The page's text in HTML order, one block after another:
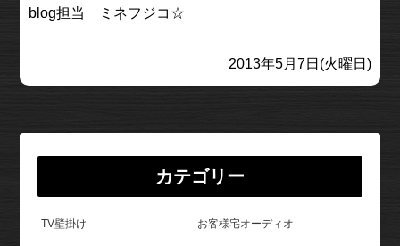
blog担当 ミネフジコ☆
2013年5月7日(火曜日)
カテゴリー
TV壁掛け お客様宅オーディオ